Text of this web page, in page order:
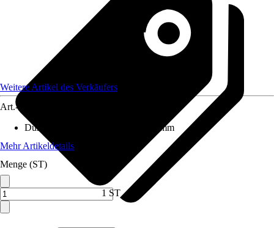
Weitere Artikel des Verkäufers
Art.-Nr.
Durchmesser (von - bis)
1 mm - 1 mm
Mehr Artikeldetails
Menge (ST)
1 ST